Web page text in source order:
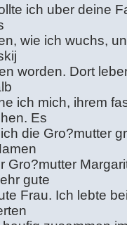
ich uber deine
wie ich wuchs,
worden. Dort
ich mich, ihrem
Es
die Gro?mutter
Gro?mutter
gute
Frau. Ich lebte